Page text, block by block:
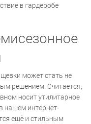
в гардеробе
может стать не
решением. Считается,
носит утилитарное
нашем интернет-
ещё и стильным